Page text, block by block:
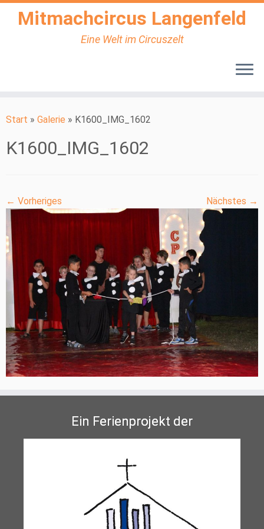
Inhalt
Mitmachcircus Langenfeld
Eine Welt im Circuszelt
Start » Galerie » K1600_IMG_1602
K1600_IMG_1602
← Vorheriges Nächstes →
Ein Ferienprojekt der